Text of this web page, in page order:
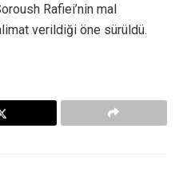
Rafiei’nin mal
verildiği öne sürüldü.